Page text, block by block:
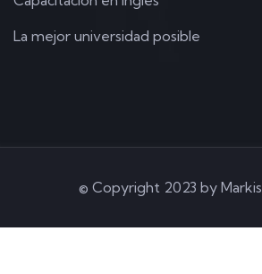
La mejor universidad posible
© Copyright 2023 by